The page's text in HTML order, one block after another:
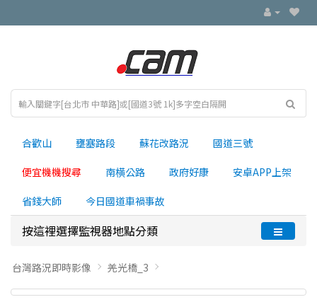
合歡山 壅塞路段 蘇花改路況 國道三號
便宜機機搜尋 南横公路 政府好康 安卓APP上架
省錢大師 今日國道車禍事故
按這裡選擇監視器地點分類
台灣路況即時影像 羌光橋_3